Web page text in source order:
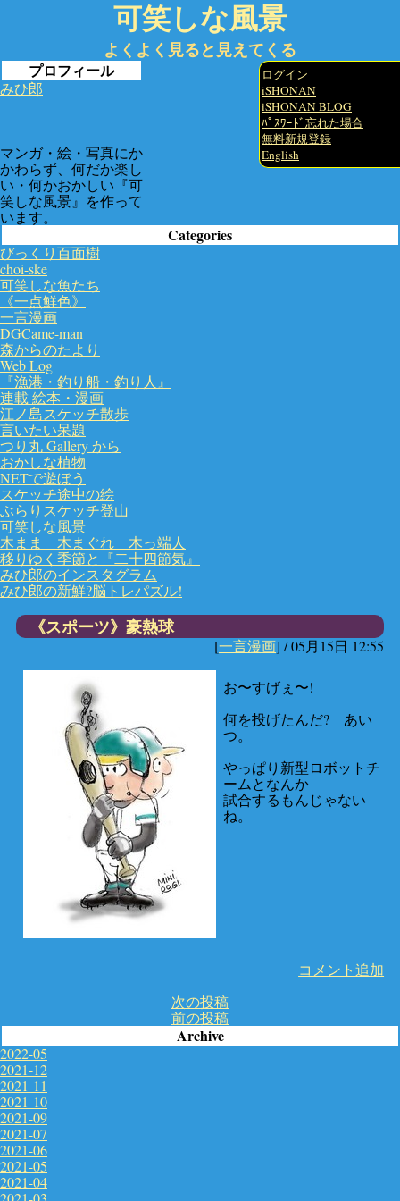
可笑しな風景
よくよく見ると見えてくる
プロフィール
みひ郎
マンガ・絵・写真にか
かわらず、何だか楽し
い・何かおかしい『可
笑しな風景』を作って
います。
ログイン
iSHONAN
iSHONAN BLOG
ﾊﾟｽﾜｰﾄﾞ忘れた場合
無料新規登録
English
Categories
びっくり百面樹
choi-ske
可笑しな魚たち
《一点鮮色》
一言漫画
DGCame-man
森からのたより
Web Log
『漁港・釣り船・釣り人』
連載 絵本・漫画
江ノ島スケッチ散歩
言いたい呆題
つり丸 Gallery から
おかしな植物
NETで遊ぼう
スケッチ途中の絵
ぶらりスケッチ登山
可笑しな風景
木まま 木まぐれ 木っ端人
移りゆく季節と『二十四節気』
みひ郎のインスタグラム
みひ郎の新鮮?脳トレパズル!
《スポーツ》豪熱球
[一言漫画] /05月15日 12:55
お〜すげぇ〜!
何を投げたんだ? あい
つ。
やっぱり新型ロボットチ
ームとなんか
試合するもんじゃない
ね。
コメント追加
次の投稿
前の投稿
Archive
2022-05
2021-12
2021-11
2021-10
2021-09
2021-07
2021-06
2021-05
2021-04